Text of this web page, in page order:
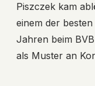
Piszczek kam
einem der
Jahren beim
als Muster an